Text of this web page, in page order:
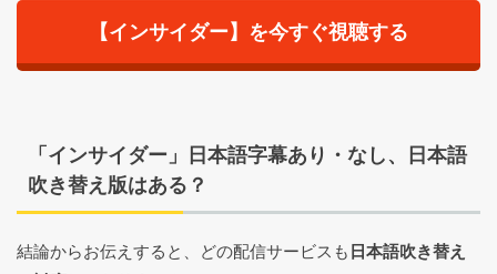
【インサイダー】を今すぐ視聴する
「インサイダー」日本語字幕あり・なし、日本語
吹き替え版はある？
結論からお伝えすると、どの配信サービスも 日本語吹き替え